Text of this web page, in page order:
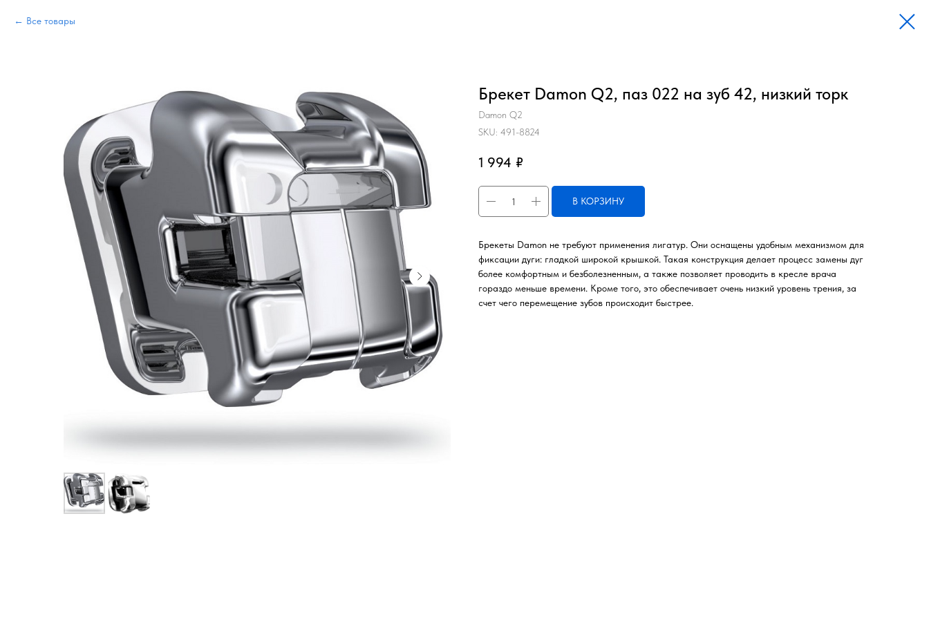
Все товары
Брекет Damon Q2, паз 022 на зуб 42, низкий торк
Damon Q2
SKU: 491-8824
1 994 ₽
В КОРЗИНУ
Брекеты Damon не требуют применения лигатур. Они оснащены удобным механизмом для
фиксации дуги: гладкой широкой крышкой. Такая конструкция делает процесс замены дуг
более комфортным и безболезненным, а также позволяет проводить в кресле врача
гораздо меньше времени. Кроме того, это обеспечивает очень низкий уровень трения, за
счет чего перемещение зубов происходит быстрее.